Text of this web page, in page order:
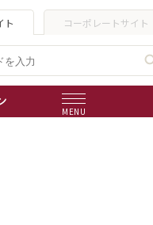
ト コーポレートサイト
MENU